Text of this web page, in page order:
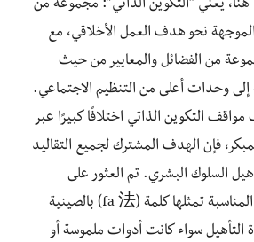
يعني “التكوين الذاتي”: مجموعة من
نحو هدف العمل الأخلاقي، مع
من الفضائل والمعايير من حيث
إلى وحدات أعلى من التنظيم الاجتماعي.
التكوين الذاتي اختلافًا كبيرًا عبر
فإن الهدف المشترك لجميع التقاليد
السلوك البشري. تم العثور على
خطاب عن “النماذج” المناسبة تمثلها كلمة (fa 法) بالصينية
التأهيل سواء كانت أدوات ملموسة أو